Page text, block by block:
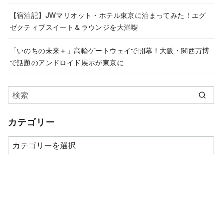
【宿泊記】JWマリオット・ホテル東京に泊まってみた！エグ
ゼクティブスイート＆ラウンジを大満喫
「いのちの未来＋」高輪ゲートウェイで開幕！大阪・関西万博
で話題のアンドロイド展示が東京に
カテゴリー
カ
テ